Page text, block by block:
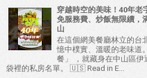
穿越時空的美味！40年老
免服務費、炒飯無限續，
山
在這個網美餐廳林立的台
憶中樸實、溫暖的老味道
餐」 ，就藏身在中山區
袋裡的私房名單。 🇺🇸 Read in E...